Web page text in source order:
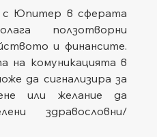
с Юпитер в сферата
ползотворни
и финансите.
на комуникацията в
да сигнализира за
или желание да
здравословни/